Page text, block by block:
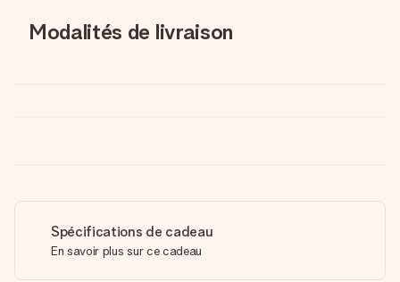
Modalités de livraison
Spécifications de cadeau
En savoir plus sur ce cadeau